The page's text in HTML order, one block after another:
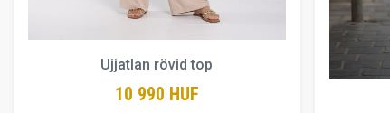
Ujjatlan rövid top
10 990 HUF